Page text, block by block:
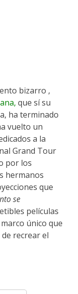
bizarro ,
que sí su
ha terminado
vuelto un
a la
Grand Tour
por los
hermanos
que
se
películas
único que
recrear el